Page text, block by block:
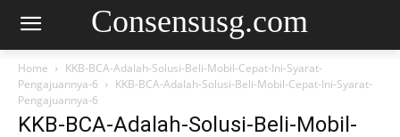
Consensusg.com
Home
KKB-BCA-Adalah-Solusi-Beli-Mobil-Cepat-Ini-Syarat-
Pengajuannya-6
KKB-BCA-Adalah-Solusi-Beli-Mobil-Cepat-Ini-Syarat-
Pengajuannya-6
KKB-BCA-Adalah-Solusi-Beli-Mobil-